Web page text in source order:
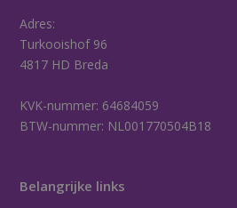
Adres:
Turkooishof 96
4817 HD Breda
KVK-nummer: 64684059
BTW-nummer: NL001770504B18
Belangrijke links